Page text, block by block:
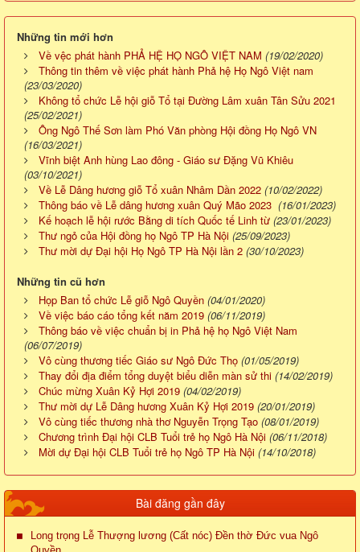
Những tin mới hơn
Về vệc phát hành PHẢ HỆ HỌ NGÔ VIỆT NAM (19/02/2020)
Thông tin thêm về việc phát hành Phả hệ Họ Ngô Việt nam
(23/03/2020)
Không tổ chức Lễ hội giỗ Tổ tại Đường Lâm xuân Tân Sửu 2021
(25/02/2021)
Ông Ngô Thế Sơn làm Phó Văn phòng Hội đồng Họ Ngô VN
(16/03/2021)
Vĩnh biệt Anh hùng Lao đông - Giáo sư Đặng Vũ Khiêu
(03/10/2021)
Về Lễ Dâng hương giỗ Tổ xuân Nhâm Dần 2022 (10/02/2022)
Thông báo về Lễ dâng hương xuân Quý Mão 2023 (16/01/2023)
Kế hoạch lễ hội rước Bằng di tích Quốc tế Linh từ (23/01/2023)
Thư ngỏ của Hội đồng họ Ngô TP Hà Nội (25/09/2023)
Thư mời dự Đại hội Họ Ngô TP Hà Nội lần 2 (30/10/2023)
Những tin cũ hơn
Họp Ban tổ chức Lễ giỗ Ngô Quyền (04/01/2020)
Về việc báo cáo tổng kết năm 2019 (06/11/2019)
Thông báo về việc chuẩn bị in Phả hệ họ Ngô Việt Nam
(06/07/2019)
Vô cùng thương tiếc Giáo sư Ngô Đức Thọ (01/05/2019)
Thay đổi địa điểm tổng duyệt biểu diễn màn sử thi (14/02/2019)
Chúc mừng Xuân Kỷ Hợi 2019 (04/02/2019)
Thư mời dự Lễ Dâng hương Xuân Kỷ Hợi 2019 (20/01/2019)
Vô cùng tiếc thương nhà thơ Nguyễn Trọng Tạo (08/01/2019)
Chương trình Đại hội CLB Tuổi trẻ họ Ngô Hà Nội (06/11/2018)
Mời dự Đại hội CLB Tuổi trẻ họ Ngô TP Hà Nội (14/10/2018)
Bài đăng gần đây
Long trọng Lễ Thượng lương (Cất nóc) Đền thờ Đức vua Ngô